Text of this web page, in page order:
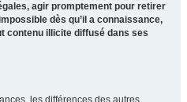
agir promptement pour retirer
dès qu’il a connaissance,
contenu illicite diffusé dans ses
les différences des autres